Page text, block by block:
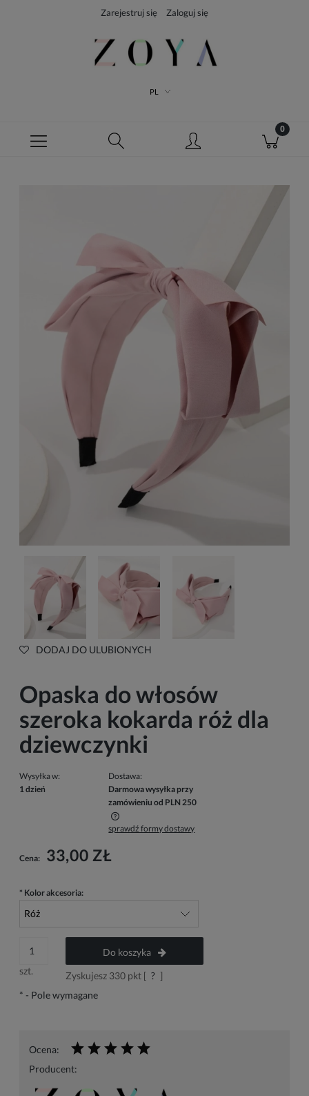
Zarejestruj się Zaloguj się
PL
DODAJ DO ULUBIONYCH
Opaska do włosów
szeroka kokarda róż dla
dziewczynki
Wysyłka w:
1 dzień
Dostawa:
Darmowa wysyłka przy
zamówieniu od PLN 250
Cena nie zawiera ewentualnych kosztów płatności
sprawdź formy dostawy
Cena: 33,00 ZŁ
* Kolor akcesoria:
szt.
Do koszyka
Zyskujesz 330pkt [ ? ]
* - Pole wymagane
Ocena:
Producent: